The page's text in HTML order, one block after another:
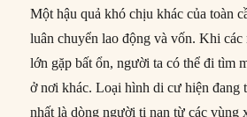
Một hậu quả khó chịu khác của toàn
luân chuyển lao động và vốn. Khi
lớn gặp bất ổn, người ta có thể đi tìm
ở nơi khác. Loại hình di cư hiện đang
nhất là dòng người tị nạn từ các vùng